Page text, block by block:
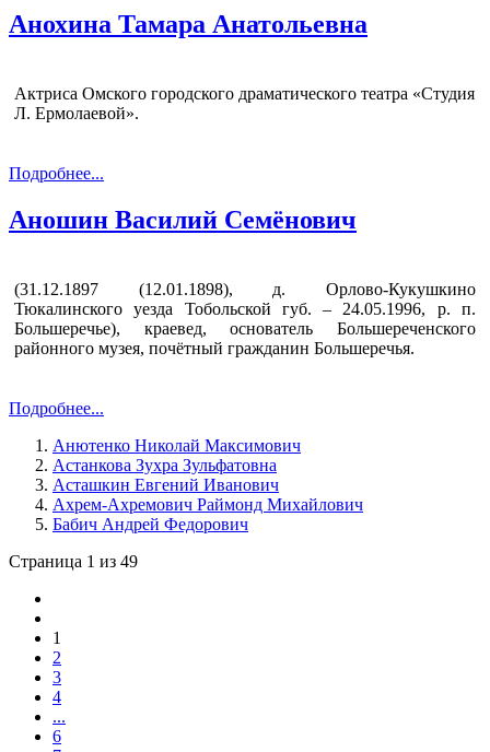
Анохина Тамара Анатольевна
Актриса Омского городского драматического театра «Студия
Л. Ермолаевой».
Подробнее...
Аношин Василий Семёнович
(31.12.1897 (12.01.1898), д. Орлово-Кукушкино
Тюкалинского уезда Тобольской губ. – 24.05.1996, р. п.
Большеречье), краевед, основатель Большереченского
районного музея, почётный гражданин Большеречья.
Подробнее...
Анютенко Николай Максимович
Астанкова Зухра Зульфатовна
Асташкин Евгений Иванович
Ахрем-Ахремович Раймонд Михайлович
Бабич Андрей Федорович
Страница 1 из 49
1
2
3
4
...
6